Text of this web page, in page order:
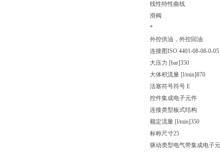
线性特性曲线
滑阀
*
外控供油，外控回油
连接图ISO 4401-08-08-0-05
大压力 [bar]350
大体积流量 [l/min]870
活塞符号符号 E
控件集成电子元件
连接类型板式结构
额定流量 [l/min]350
标称尺寸25
驱动类型电气带集成电子